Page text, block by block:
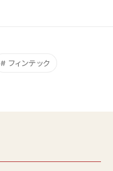
# フィンテック